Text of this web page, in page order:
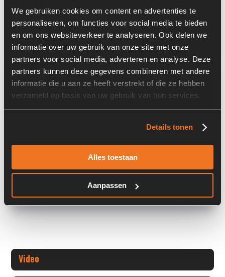
We gebruiken cookies om content en advertenties te
personaliseren, om functies voor social media te bieden
en om ons websiteverkeer te analyseren. Ook delen we
informatie over uw gebruik van onze site met onze
partners voor social media, adverteren en analyse. Deze
partners kunnen deze gegevens combineren met andere
informatie die u aan ze heeft verstrekt of die ze hebben
verzameld op basis van uw gebruik van hun services.
Details tonen
Alles toestaan
Aanpassen
Locatie:
4A10I
Land:
Nederland
Overige informatie
Stock number: 5882
Brand: KTR
S/N: -
Machine: -
+ Volledige overige informatie openen
Video